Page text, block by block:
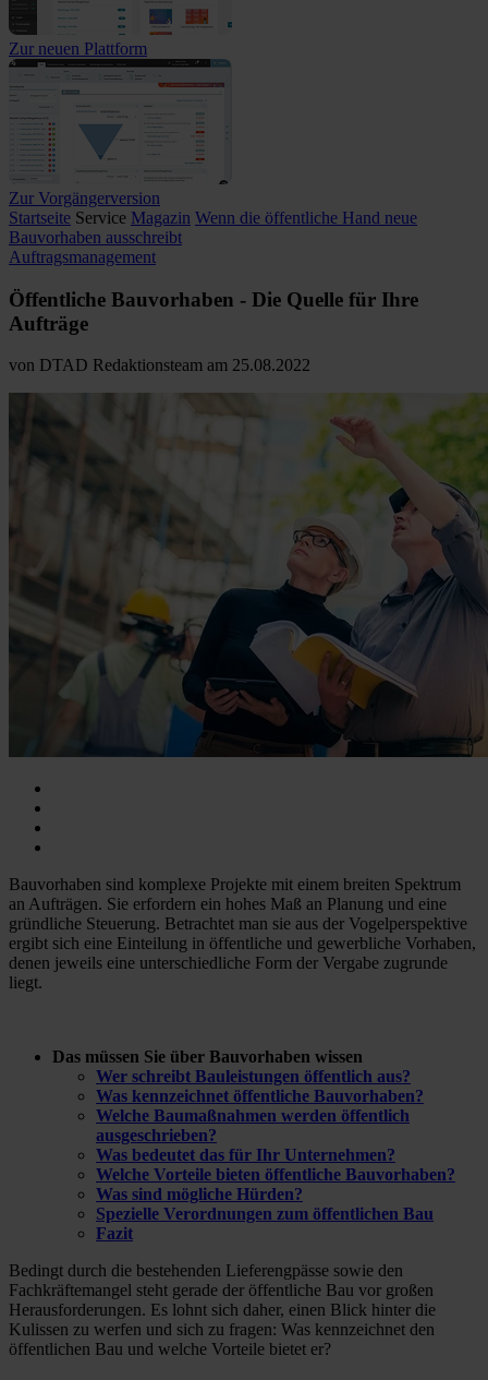
Zur neuen Plattform
Zur Vorgängerversion
Startseite Service Magazin Wenn die öffentliche Hand neue
Bauvorhaben ausschreibt
Auftragsmanagement
Öffentliche Bauvorhaben - Die Quelle für Ihre
Aufträge
von DTAD Redaktionsteam am 25.08.2022
Bauvorhaben sind komplexe Projekte mit einem breiten Spektrum
an Aufträgen. Sie erfordern ein hohes Maß an Planung und eine
gründliche Steuerung. Betrachtet man sie aus der Vogelperspektive
ergibt sich eine Einteilung in öffentliche und gewerbliche Vorhaben,
denen jeweils eine unterschiedliche Form der Vergabe zugrunde
liegt.
Das müssen Sie über Bauvorhaben wissen
Wer schreibt Bauleistungen öffentlich aus?
Was kennzeichnet öffentliche Bauvorhaben?
Welche Baumaßnahmen werden öffentlich
ausgeschrieben?
Was bedeutet das für Ihr Unternehmen?
Welche Vorteile bieten öffentliche Bauvorhaben?
Was sind mögliche Hürden?
Spezielle Verordnungen zum öffentlichen Bau
Fazit
Bedingt durch die bestehenden Lieferengpässe sowie den
Fachkräftemangel steht gerade der öffentliche Bau vor großen
Herausforderungen. Es lohnt sich daher, einen Blick hinter die
Kulissen zu werfen und sich zu fragen: Was kennzeichnet den
öffentlichen Bau und welche Vorteile bietet er?